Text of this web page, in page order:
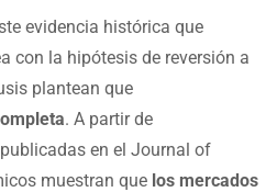
evidencia histórica que
con la hipótesis de reversión a
plantean que
. A partir de
en el Journal of
muestran que los mercados